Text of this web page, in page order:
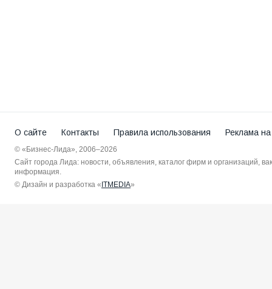
О сайте Контакты Правила использования Реклама
© «Бизнес-Лида», 2006–2026
Сайт города Лида: новости, объявления, каталог фирм и организаций,
информация.
© Дизайн и разработка « ITMEDIA»